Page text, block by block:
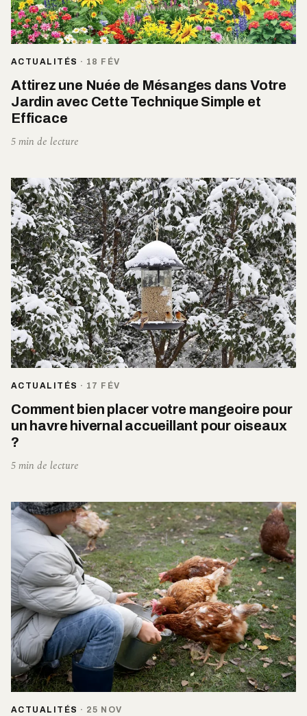
ACTUALITÉS · 18 FÉV
Attirez une Nuée de Mésanges dans Votre
Jardin avec Cette Technique Simple et
Efficace
5 min de lecture
ACTUALITÉS · 17 FÉV
Comment bien placer votre mangeoire pour
un havre hivernal accueillant pour oiseaux
?
5 min de lecture
ACTUALITÉS · 25 NOV